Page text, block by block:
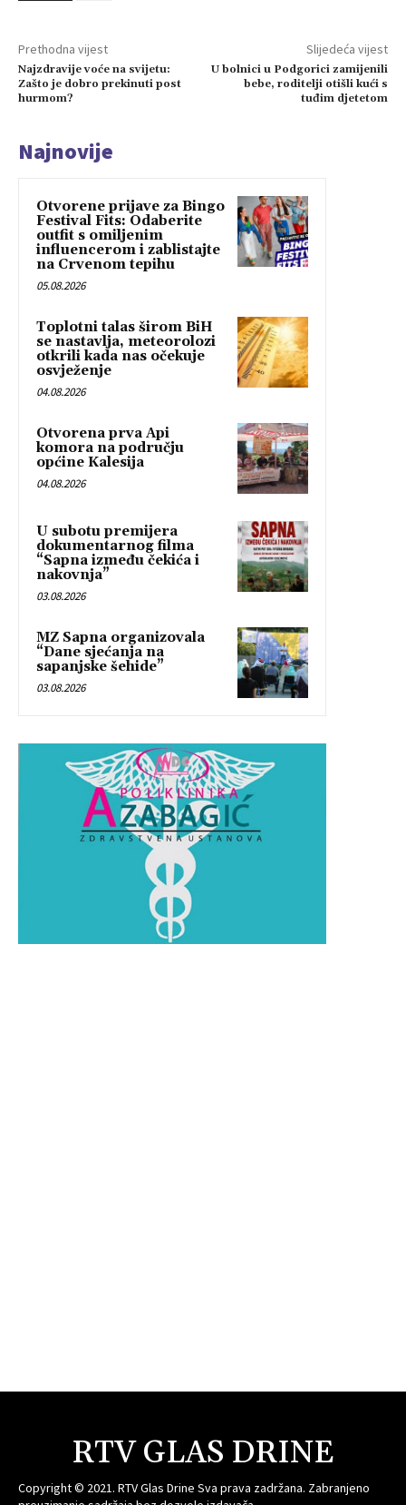
Prethodna vijest
Najzdravije voće na svijetu:
Zašto je dobro prekinuti post
hurmom?
Slijedeća vijest
U bolnici u Podgorici zamijenili
bebe, roditelji otišli kući s
tuđim djetetom
Najnovije
Otvorene prijave za Bingo
Festival Fits: Odaberite
outfit s omiljenim
influencerom i zablistajte
na Crvenom tepihu
05.08.2026
Toplotni talas širom BiH
se nastavlja, meteorolozi
otkrili kada nas očekuje
osvježenje
04.08.2026
Otvorena prva Api
komora na području
općine Kalesija
04.08.2026
U subotu premijera
dokumentarnog filma
“Sapna između čekića i
nakovnja”
03.08.2026
MZ Sapna organizovala
“Dane sjećanja na
sapanjske šehide”
03.08.2026
RTV GLAS DRINE
Copyright © 2021. RTV Glas Drine Sva prava zadržana. Zabranjeno